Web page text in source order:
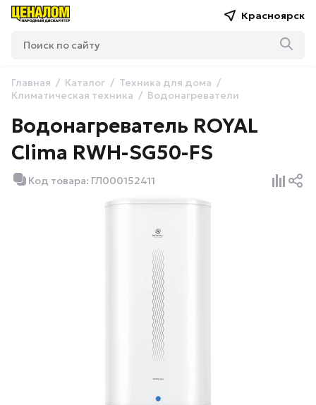
Красноярск
Главная Каталог
Техника для дома
Климатическая техника
Водонагреватели
Водонагреватель ROYAL
Clima RWH-SG50-FS
Код товара: ГЛ000152411